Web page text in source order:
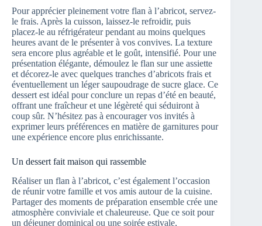
Pour apprécier pleinement votre flan à l’abricot, servez-
le frais. Après la cuisson, laissez-le refroidir, puis
placez-le au réfrigérateur pendant au moins quelques
heures avant de le présenter à vos convives. La texture
sera encore plus agréable et le goût, intensifié. Pour une
présentation élégante, démoulez le flan sur une assiette
et décorez-le avec quelques tranches d’abricots frais et
éventuellement un léger saupoudrage de sucre glace. Ce
dessert est idéal pour conclure un repas d’été en beauté,
offrant une fraîcheur et une légèreté qui séduiront à
coup sûr. N’hésitez pas à encourager vos invités à
exprimer leurs préférences en matière de garnitures pour
une expérience encore plus enrichissante.
Un dessert fait maison qui rassemble
Réaliser un flan à l’abricot, c’est également l’occasion
de réunir votre famille et vos amis autour de la cuisine.
Partager des moments de préparation ensemble crée une
atmosphère conviviale et chaleureuse. Que ce soit pour
un déjeuner dominical ou une soirée estivale,